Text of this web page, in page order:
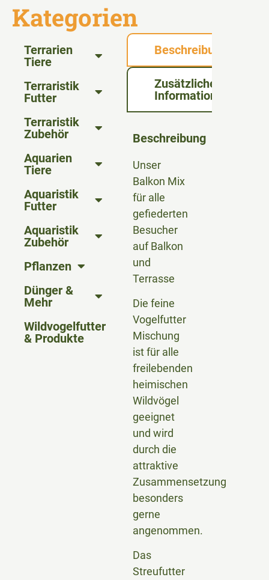
Kategorien
Terrarien
Tiere
Terraristik
Futter
Terraristik
Zubehör
Aquarien
Tiere
Aquaristik
Futter
Aquaristik
Zubehör
Pflanzen
Dünger &
Mehr
Wildvogelfutter
& Produkte
Beschreibung
Zusätzliche
Informationen
Beschreibung
Unser
Balkon Mix
für alle
gefiederten
Besucher
auf Balkon
und
Terrasse
Die feine
Vogelfutter
Mischung
ist für alle
freilebenden
heimischen
Wildvögel
geeignet
und wird
durch die
attraktive
Zusammensetzung
besonders
gerne
angenommen.
Das
Streufutter